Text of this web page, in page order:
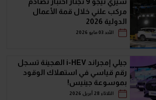
شيري تيجو 9 تجتاز اختبار تصادم
مركب علني خلال قمة الأعمال
الدولية 2026
الأحد 03 مايو 2026
جيلي إمجراند i-HEV الهجينة تسجل
رقم قياسي في استهلاك الوقود
بموسوعة جينيس!
الثلاثاء 28 أبريل 2026